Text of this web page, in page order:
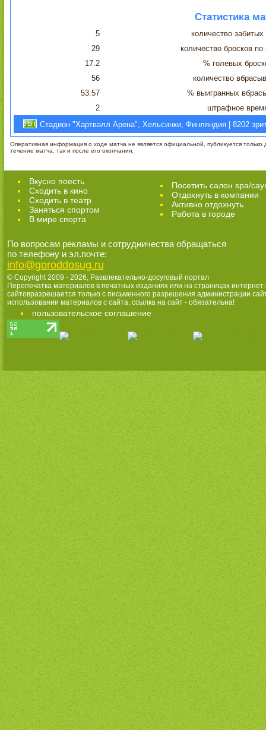
Статистика
5
количество
29
количество бросков по
17.2
% голевых
56
количество
53.57
% выигранных
2
штрафное
Стадион "Хартвалл Арена", Хельсинки, Финляндия | 8202
Оперативная информация о ходе матча не является официальной, публикуется только
течение матча, так и после его окончания.
Вкусно поесть
Сходить в кино
Cходить в театр
Заняться спортом
В мире спорта
Посетить салон spa/
Отдохнуть в компании
Активно отдохнуть
Работа в городе
По вопросам рекламы и сотрудничества обращаться
по телефону и эл.почте:
info@goroddosug.ru
© Copyright 2009 - 2026, Развлекательно-досуговый портал
Перепечатка материалов в печатных изданиях или на страницах интернет-
сайтовразрешается только с письменного разрешения администрации
использовании материалов с сайта, ссылка на сайт - обязательна!
пользовательское соглашение